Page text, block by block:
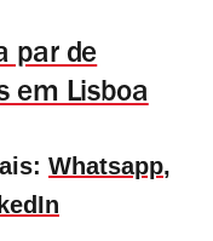
par de
em Lisboa
Whatsapp,